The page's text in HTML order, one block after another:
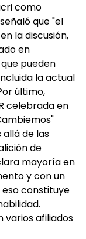
como
que "el
la discusión,
en
pueden
la actual
último,
celebrada en
de las
de
mayoría en
y con un
constituye
varios afiliados